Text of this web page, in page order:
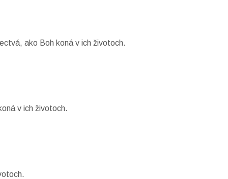
ako Boh koná v ich životoch.
v ich životoch.